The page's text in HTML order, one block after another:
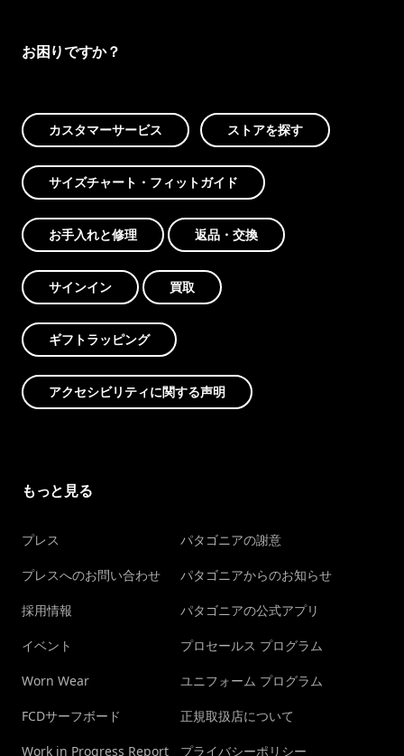
お困りですか？
カスタマーサービス ストアを探す
サイズチャート・フィットガイド
お手入れと修理 返品・交換
サインイン 買取
ギフトラッピング
アクセシビリティに関する声明
もっと見る
プレス
プレスへのお問い合わせ
採用情報
イベント
Worn Wear
FCDサーフボード
Work in Progress Report
パタゴニアの謝意
パタゴニアからのお知らせ
パタゴニアの公式アプリ
プロセールス プログラム
ユニフォーム プログラム
正規取扱店について
プライバシーポリシー